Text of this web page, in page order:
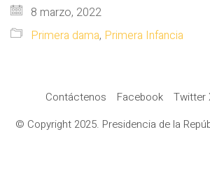
8 marzo, 2022
Primera dama, Primera Infancia
Contáctenos Facebook Twitter
© Copyright 2025. Presidencia de la